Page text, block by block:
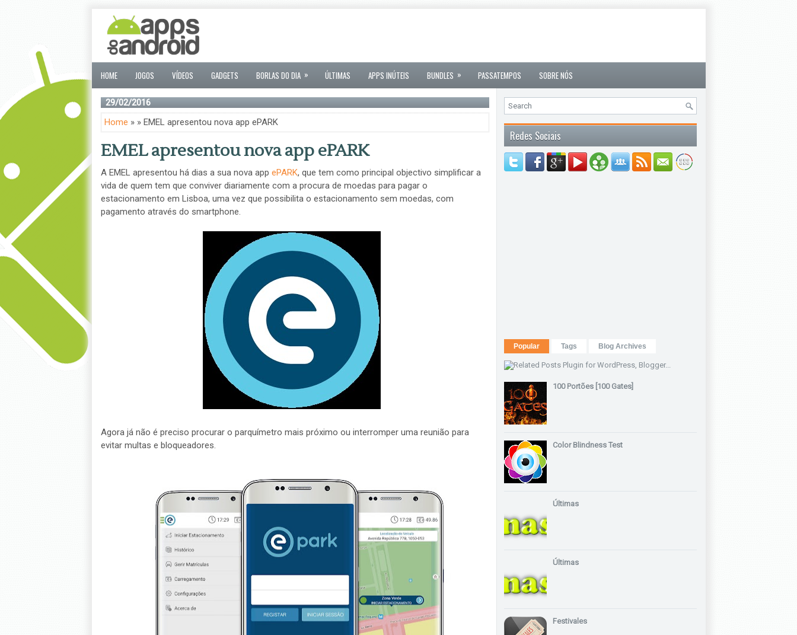
HOME JOGOS VÍDEOS GADGETS BORLAS DO DIA » ÚLTIMAS APPS INÚTEIS BUNDLES » PASSATEMPOS SOBRE NÓS
29/02/2016
Home » » EMEL apresentou nova app ePARK
EMEL apresentou nova app ePARK
A EMEL apresentou há dias a sua nova app ePARK, que tem como principal objectivo simplificar a
vida de quem tem que conviver diariamente com a procura de moedas para pagar o
estacionamento em Lisboa, uma vez que possibilita o estacionamento sem moedas, com
pagamento através do smartphone.
Agora já não é preciso procurar o parquímetro mais próximo ou interromper uma reunião para
evitar multas e bloqueadores.
Redes Sociais
Popular Tags Blog Archives
100 Portões [100 Gates]
Color Blindness Test
Últimas
Últimas
Festivales